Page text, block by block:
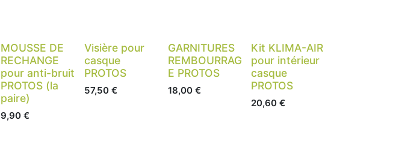
MOUSSE DE
RECHANGE
pour anti-bruit
PROTOS (la
paire)
9,90 €
Visière pour
casque
PROTOS
57,50€
GARNITURES
REMBOURRAG
E PROTOS
18,00€
Kit KLIMA-AIR
pour intérieur
casque
PROTOS
20,60 €